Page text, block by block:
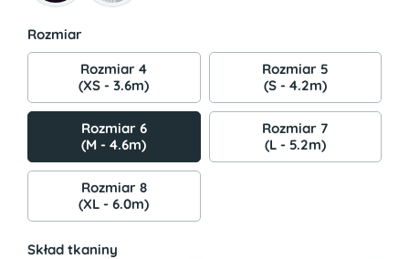
Rozmiar
Rozmiar 4
(XS - 3.6m)
Rozmiar 5
(S - 4.2m)
Rozmiar 6
(M - 4.6m)
Rozmiar 7
(L - 5.2m)
Rozmiar 8
(XL - 6.0m)
Skład tkaniny